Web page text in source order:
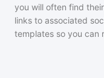
you will often find
links to associated
templates so you can